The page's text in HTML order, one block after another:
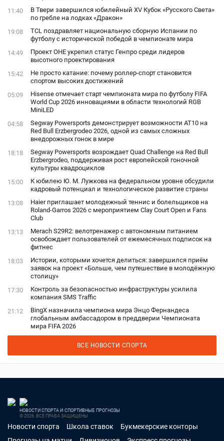
11:40
В Твери завершился юбилейный XV Кубок «Русского Света»
по гребле на лодках «Дракон»
19:08
TCL поздравляет национальную сборную Испании по
футболу с исторической победой в чемпионате мира
14:49
Проект ОНЕ укрепил статус Генпро среди лидеров
высотного проектирования
15:42
Не просто катание: почему роллер-спорт становится
спортом высоких достижений
05:09
Hisense отмечает старт чемпионата мира по футболу FIFA
World Cup 2026 инновациями в области технологий RGB
MiniLED
04:58
Segway Powersports демонстрирует возможности AT10 на
Red Bull Erzbergrodeo 2026, одной из самых сложных
внедорожных гонок в мире
18:18
Segway Powersports возрождает Quad Challenge на Red Bull
Erzbergrodeo, поддерживая рост европейской гоночной
культуры квадроциклов
15:00
К юбилею Ю. М. Лужкова на федеральном уровне обсудили
кадровый потенциал и технологическое развитие страны
13:08
Haier приглашает молодежный теннис и болельщиков на
Roland-Garros 2026 с мероприятием Clay Court Open и Fans
Club
13:13
Merach S29R2: велотренажер с автономным питанием
освобождает пользователей от ежемесячных подписок на
фитнес
18:03
Истории, которыми хочется делиться: завершился приём
заявок на проект «Больше, чем путешествие в молодёжную
столицу»
17:30
Контроль за безопасностью инфраструктуры усилила
компания SMS Traffic
21:12
BingX назначила чемпиона мира Энцо Фернандеса
глобальным амбассадором в преддверии Чемпионата
мира FIFA 2026
ВСЕ НОВОСТИ СПОРТА
НОВОСТИ СПОРТА И СПОРТИВНЫЕ ПРОГНОЗЫ
© 2026. ВСЕ ПРАВА ЗАЩИЩЕНЫ
Новости спорта Школа ставок
Букмекерские конторы